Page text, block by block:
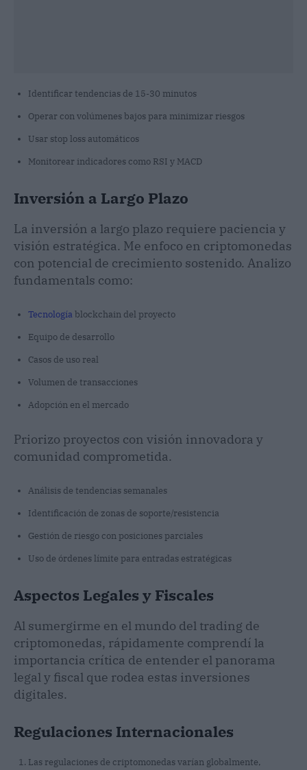
Identificar tendencias de 15-30 minutos
Operar con volúmenes bajos para minimizar riesgos
Usar stop loss automáticos
Monitorear indicadores como RSI y MACD
Inversión a Largo Plazo
La inversión a largo plazo requiere paciencia y
visión estratégica. Me enfoco en criptomonedas
con potencial de crecimiento sostenido. Analizo
fundamentals como:
Tecnología blockchain del proyecto
Equipo de desarrollo
Casos de uso real
Volumen de transacciones
Adopción en el mercado
Priorizo proyectos con visión innovadora y
comunidad comprometida.
Análisis de tendencias semanales
Identificación de zonas de soporte/resistencia
Gestión de riesgo con posiciones parciales
Uso de órdenes límite para entradas estratégicas
Aspectos Legales y Fiscales
Al sumergirme en el mundo del trading de
criptomonedas, rápidamente comprendí la
importancia crítica de entender el panorama
legal y fiscal que rodea estas inversiones
digitales.
Regulaciones Internacionales
Las regulaciones de criptomonedas varían globalmente,